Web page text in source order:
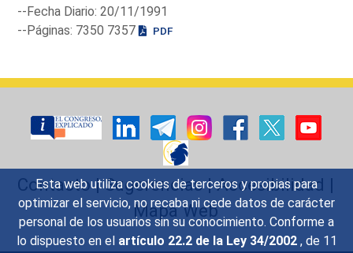
Esta web utiliza cookies de terceros y propias para
optimizar el servicio, no recaba ni cede datos de carácter
personal de los usuarios sin su conocimiento. Conforme a
lo dispuesto en el artículo 22.2 de la Ley 34/2002 , de 11
--Fecha Diario: 20/11/1991
--Páginas: 7350 7357
PDF
Contacto|Sugerencias|Accesibilidad |
Mapa Web